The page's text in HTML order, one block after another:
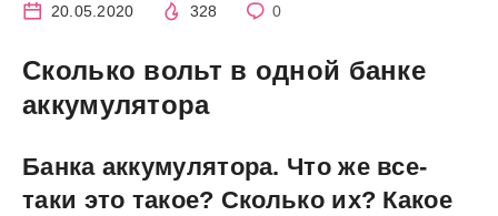
20.05.2020 328 0
Сколько вольт в одной банке
аккумулятора
Банка аккумулятора. Что же все-
таки это такое? Сколько их? Какое